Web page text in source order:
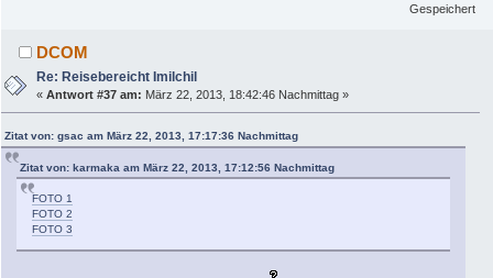
Gespeichert
DCOM
Re: Reisebereicht Imilchil
«Antwort #37 am: März 22, 2013, 18:42:46 Nachmittag »
Zitat von: gsac am März 22, 2013, 17:17:36 Nachmittag
Zitat von: karmaka am März 22, 2013, 17:12:56 Nachmittag
FOTO 1
FOTO 2
FOTO 3